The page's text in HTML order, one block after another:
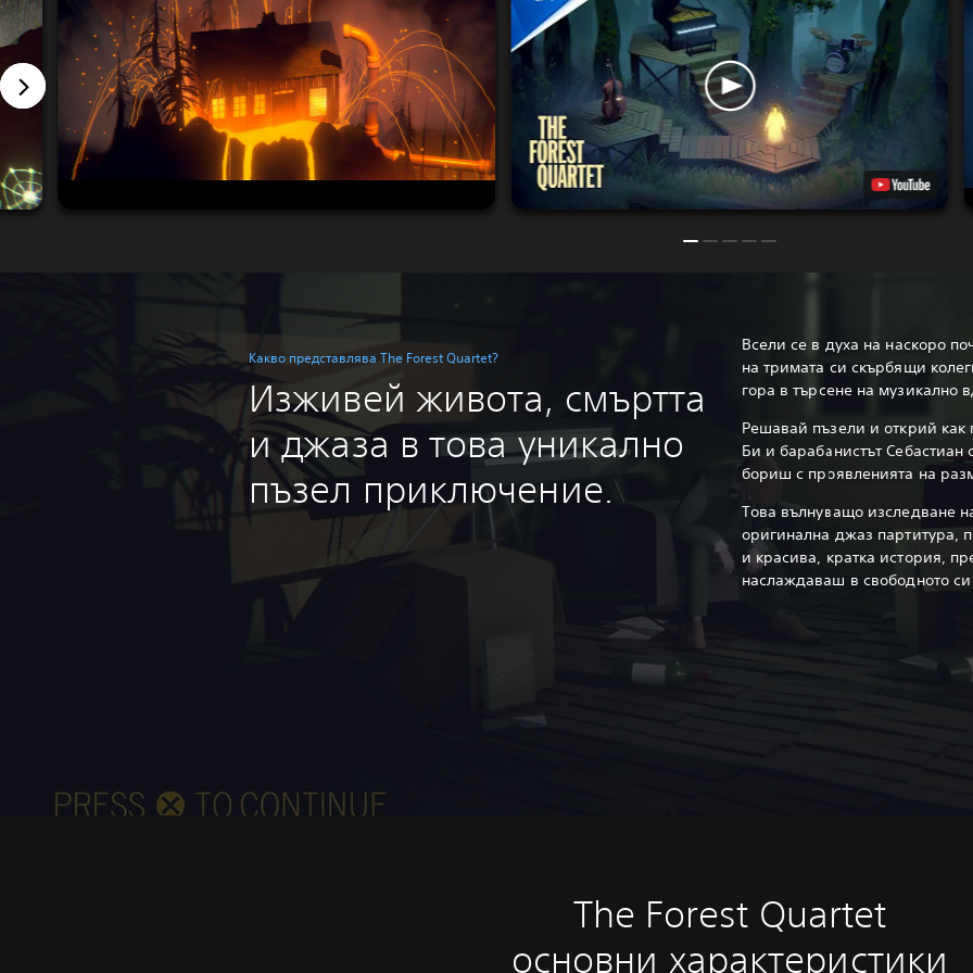
Какво представлява The Forest Quartet?
Изживей живота, смъртта
и джаза в това уникално
пъзел приключение.
Всели се в духа на наскоро
на тримата си скърбящи
гора в търсене на музикално
Решавай пъзели и открий как
Би и барабанистът Себастиан
бориш с проявленията на
Това вълнуващо изследване
оригинална джаз партитура,
и красива, кратка история,
наслаждаваш в свободното
The Forest Quartet
основни характеристики